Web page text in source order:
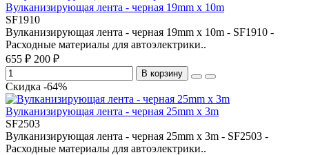
Вулканизирующая лента - черная 19mm x 10m
SF1910
Вулканизирующая лента - черная 19mm x 10m - SF1910 -
Расходные материалы для автоэлектрики..
655 ₽ 200 ₽
В корзину
Скидка -64%
Вулканизирующая лента - черная 25mm x 3m
SF2503
Вулканизирующая лента - черная 25mm x 3m - SF2503 -
Расходные материалы для автоэлектрики..